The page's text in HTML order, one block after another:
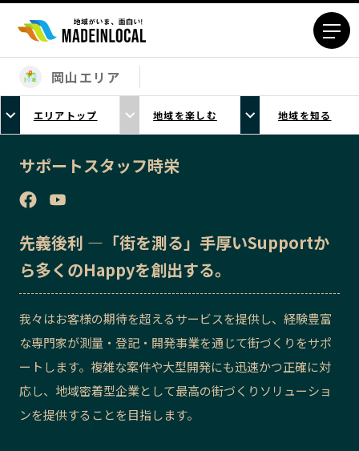
エリアから探す
北海道エリア
青森エリア
岩手エリア
福島エリア
埼玉エリア
千葉エリア
東京23区エリア
多摩エリア
富山エリア
石川エリア
岡山エリア
エリアトップ 地域を楽しむ 地域を知る
サポートスタッフ時栄
先義後利 ―「街を測る」手厚いSupportか
ら多くのHappyを創出する。
我々はお客様の期待を超えるサービスを提供し、経験豊富
な専門家が測量・登記・開発事業を通じて街づくりをサポ
ートします。複雑な案件や大型開発にも迅速かつ正確に対
応し、地域密着型企業として最高の街づくりソリューショ
ンを提供することを目指します。